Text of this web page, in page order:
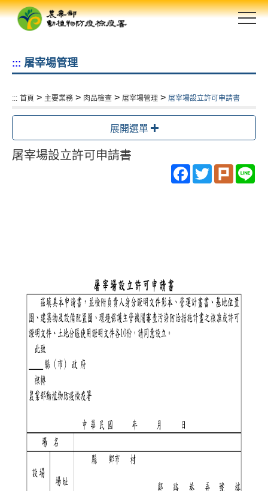
跳
::: 屠宰場管理
::: 首頁 > 主要業務 > 肉品檢查 > 屠宰場管理 > 屠宰場設立許可申請書
展開選單
屠宰場設立許可申請書
Facebook
TwitterPlurk